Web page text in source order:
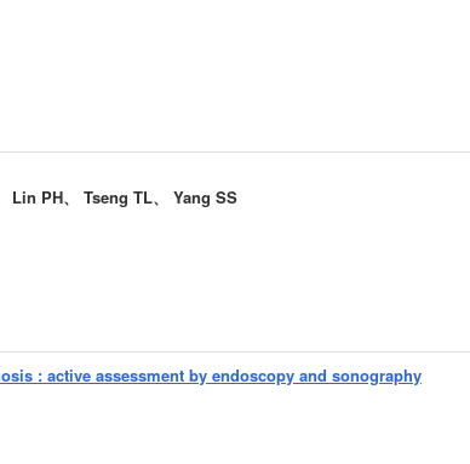
Lin PH、 Tseng TL、 Yang SS
: active assessment by endoscopy and sonography